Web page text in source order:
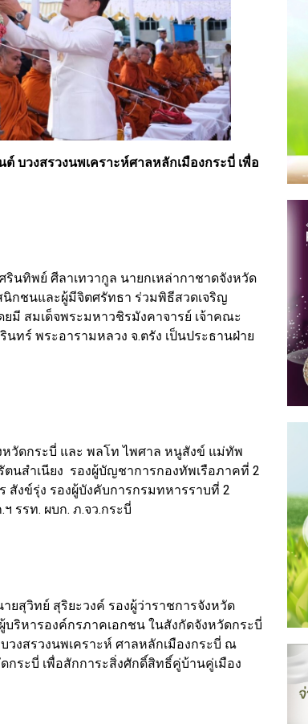
วงสรวงนพเคราะห์ศาลหลักเมืองกระบี่ เพื่อ
รินทิพย์ ศีลาเทวากูล นายกเหล่ากาชาดจังหวัด
กชนและผู้มีจิตศรัทธา ร่วมพิธีสวดเจริญ
มี สมเด็จพระมหาวชิรมังคาจารย์ เจ้าคณะ
ร์ พระอารามหลวง จ.ตรัง เป็นประธานฝ่าย
หวัดกระบี่ และ พลโท ไพศาล หนูสังข์ แม่ทัพ
นสำเนียง รองผู้บัญชาการกองทัพเรือภาคที่ 2
งข์รุ่ง รองผู้บังคับการกรมทหารราบที่ 2
รรท. ผบก. ภ.จว.กระบี่
สุวิทย์ สุริยะวงค์ รองผู้ว่าราชการจังหวัด
ริหารองค์กรภาคเอกชน ในสังกัดจังหวัดกระบี่
งสรวงนพเคราะห์ ศาลหลักเมืองกระบี่ ณ
ระบี่ เพื่อสักการะสิ่งศักดิ์สิทธิ์คู่บ้านคู่เมือง